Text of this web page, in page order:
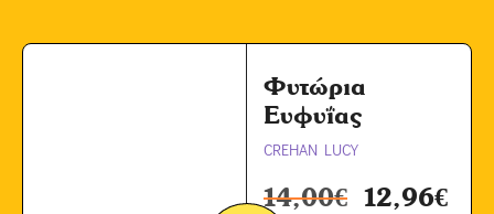
Φυτώρια
Ευφυΐας
CREHAN LUCY
14,00€ 12,96€